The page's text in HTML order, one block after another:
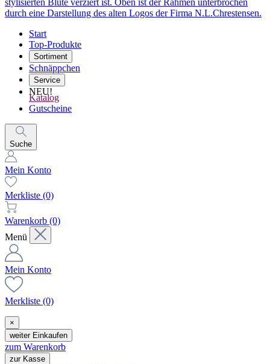
Start
Top-Produkte
Sortiment
Schnäppchen
Service
NEU!
Katalog
Gutscheine
Suche
Mein Konto
Merkliste (0)
Warenkorb (0)
Menü
Mein Konto
Merkliste (0)
×
weiter Einkaufen
zum Warenkorb
zur Kasse